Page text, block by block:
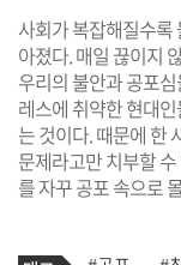
사회가 복잡해질수록
아졌다. 매일 끊이지
우리의 불안과 공포
레스에 취약한 현대
는 것이다. 때문에 한
문제라고만 치부할
를 자꾸 공포 속으로
기